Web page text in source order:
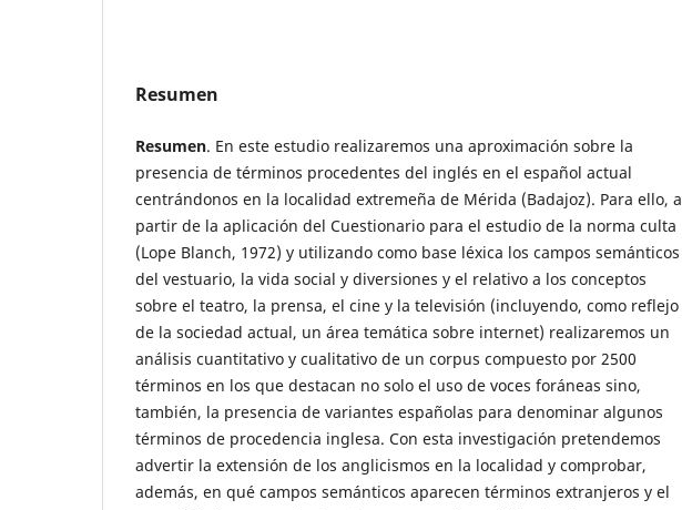
Resumen
Resumen. En este estudio realizaremos una aproximación sobre la
presencia de términos procedentes del inglés en el español actual
centrándonos en la localidad extremeña de Mérida (Badajoz). Para ello, a
partir de la aplicación del Cuestionario para el estudio de la norma culta
(Lope Blanch, 1972) y utilizando como base léxica los campos semánticos
del vestuario, la vida social y diversiones y el relativo a los conceptos
sobre el teatro, la prensa, el cine y la televisión (incluyendo, como reflejo
de la sociedad actual, un área temática sobre internet) realizaremos un
análisis cuantitativo y cualitativo de un corpus compuesto por 2500
términos en los que destacan no solo el uso de voces foráneas sino,
también, la presencia de variantes españolas para denominar algunos
términos de procedencia inglesa. Con esta investigación pretendemos
advertir la extensión de los anglicismos en la localidad y comprobar,
además, en qué campos semánticos aparecen términos extranjeros y el